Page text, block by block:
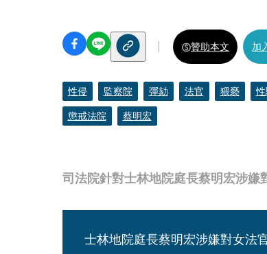
司法院針對士林地院庭長蔡明宏涉嫌
贊助本文 加
性侵 監察院 彈劾 法官 猥褻
懲戒法院
蔡明宏
士林地院庭長蔡明宏涉嫌對女法